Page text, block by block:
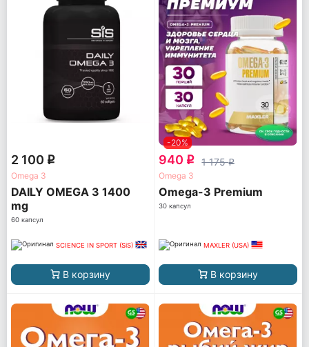
2 100 q
Omega 3
DAILY OMEGA 3 1400
mg
60 капсул
SCIENCE IN SPORT (SiS)
В корзину
-20%
940 q 1 175q
Omega 3
Omega-3 Premium
30 капсул
MAXLER (USA)
В корзину